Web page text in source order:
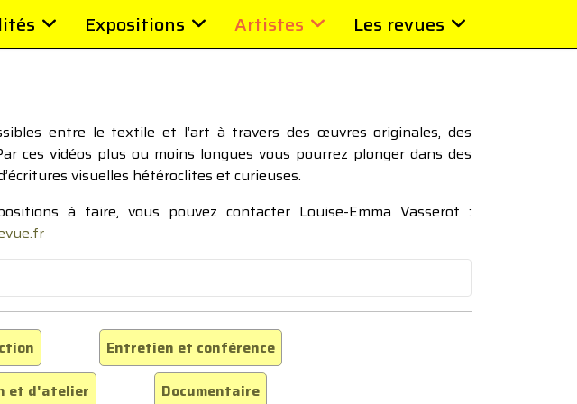
Expositions Artistes Les revues
entre le textile et l’art à travers des œuvres originales, des
ces vidéos plus ou moins longues vous pourrez plonger dans des
visuelles hétéroclites et curieuses.
à faire, vous pouvez contacter Louise-Emma Vasserot :
Entretien et conférence
et d'atelier Documentaire